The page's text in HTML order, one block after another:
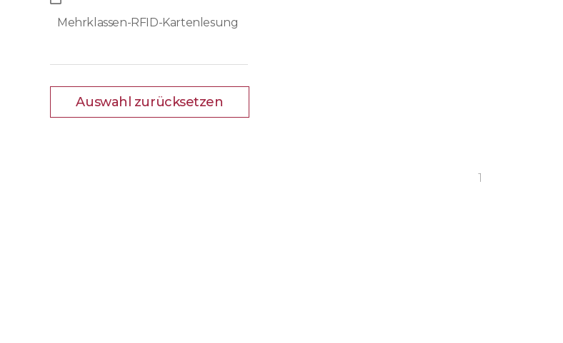
Mehrklassen-RFID-Kartenlesung
Auswahl zurücksetzen
1